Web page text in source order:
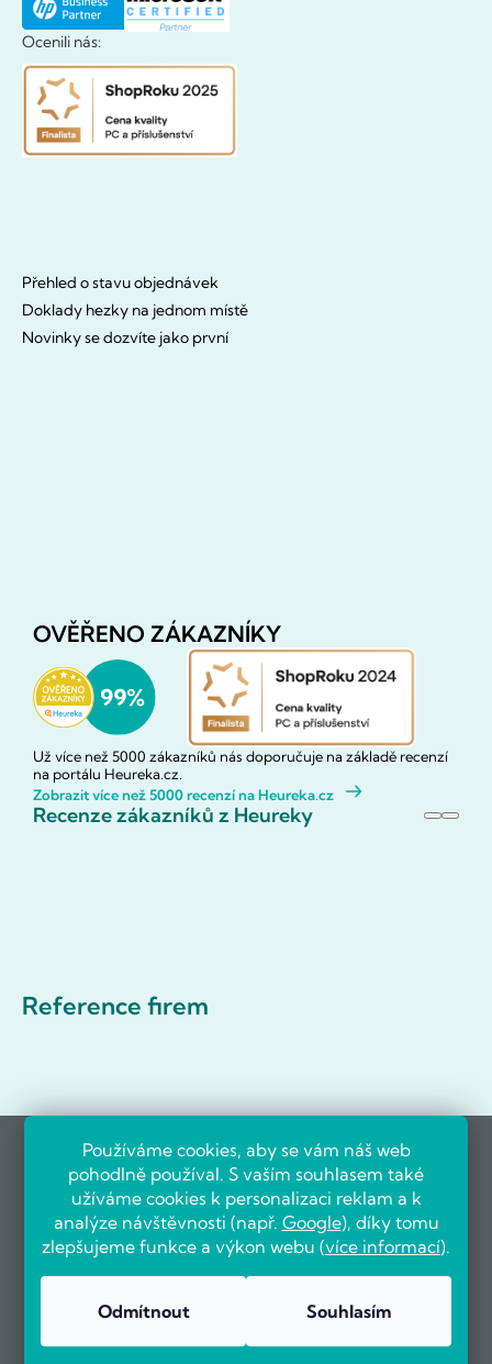
Používáme cookies, aby se vám náš web
pohodlně používal. S vaším souhlasem také
užíváme cookies k personalizaci reklam a k
analýze návštěvnosti (např. Google), díky tomu
zlepšujeme funkce a výkon webu (více informací).
Odmítnout Souhlasím
Ocenili nás:
Přehled o stavu objednávek
Doklady hezky na jednom místě
Novinky se dozvíte jako první
OVĚŘENO ZÁKAZNÍKY
Už více než 5000 zákazníků nás doporučuje na základě recenzí
na portálu Heureka.cz.
Zobrazit více než 5000 recenzí na Heureka.cz
Recenze zákazníků z Heureky
Reference firem